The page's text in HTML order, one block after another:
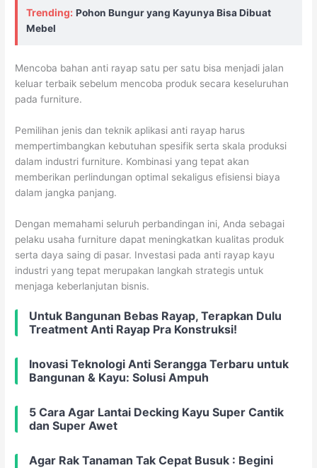
Trending: Pohon Bungur yang Kayunya Bisa Dibuat
Mebel
Mencoba bahan anti rayap satu per satu bisa menjadi jalan
keluar terbaik sebelum mencoba produk secara keseluruhan
pada furniture.
Pemilihan jenis dan teknik aplikasi anti rayap harus
mempertimbangkan kebutuhan spesifik serta skala produksi
dalam industri furniture. Kombinasi yang tepat akan
memberikan perlindungan optimal sekaligus efisiensi biaya
dalam jangka panjang.
Dengan memahami seluruh perbandingan ini, Anda sebagai
pelaku usaha furniture dapat meningkatkan kualitas produk
serta daya saing di pasar. Investasi pada anti rayap kayu
industri yang tepat merupakan langkah strategis untuk
menjaga keberlanjutan bisnis.
Untuk Bangunan Bebas Rayap, Terapkan Dulu
Treatment Anti Rayap Pra Konstruksi!
Inovasi Teknologi Anti Serangga Terbaru untuk
Bangunan & Kayu: Solusi Ampuh
5 Cara Agar Lantai Decking Kayu Super Cantik
dan Super Awet
Agar Rak Tanaman Tak Cepat Busuk : Begini